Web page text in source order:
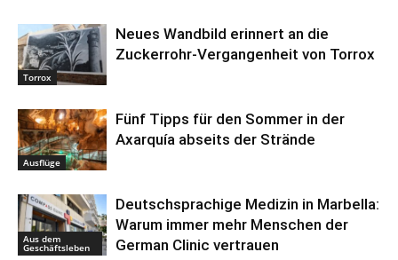
Torrox
Neues Wandbild erinnert an die
Zuckerrohr-Vergangenheit von Torrox
Ausflüge
Fünf Tipps für den Sommer in der
Axarquía abseits der Strände
Aus dem
Geschäftsleben
Deutschsprachige Medizin in Marbella:
Warum immer mehr Menschen der
German Clinic vertrauen